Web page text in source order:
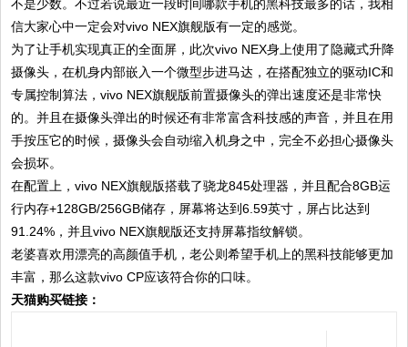
不是少数。不过若说最近一段时间哪款手机的黑科技最多的话，我相
信大家心中一定会对vivo NEX旗舰版有一定的感觉。
为了让手机实现真正的全面屏，此次vivo NEX身上使用了隐藏式升降
摄像头，在机身内部嵌入一个微型步进马达，在搭配独立的驱动IC和
专属控制算法，vivo NEX旗舰版前置摄像头的弹出速度还是非常快
的。并且在摄像头弹出的时候还有非常富含科技感的声音，并且在用
手按压它的时候，摄像头会自动缩入机身之中，完全不必担心摄像头
会损坏。
在配置上，vivo NEX旗舰版搭载了骁龙845处理器，并且配合8GB运
行内存+128GB/256GB储存，屏幕将达到6.59英寸，屏占比达到
91.24%，并且vivo NEX旗舰版还支持屏幕指纹解锁。
老婆喜欢用漂亮的高颜值手机，老公则希望手机上的黑科技能够更加
丰富，那么这款vivo CP应该符合你的口味。
天猫购买链接：